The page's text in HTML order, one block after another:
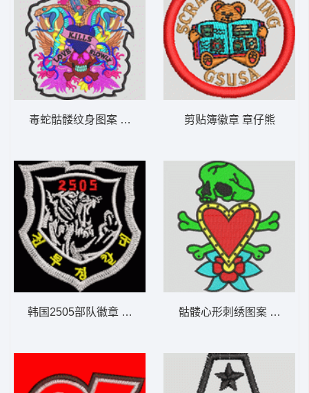
毒蛇骷髅纹身图案 骷髅蛇章仔
韩国2505部队徽章 老虎章仔
剪贴簿徽章 章仔熊
骷髅心形刺绣图案 骷髅爱